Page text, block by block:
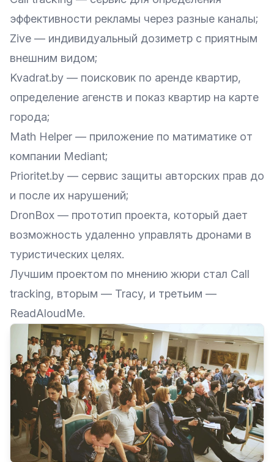
эффективности рекламы через разные каналы;
Zive — индивидуальный дозиметр с приятным
внешним видом;
Kvadrat.by — поисковик по аренде квартир,
определение агенств и показ квартир на карте
города;
Math Helper — приложение по матиматике от
компании Mediant;
Prioritet.by — сервис защиты авторских прав до
и после их нарушений;
DronBox — прототип проекта, который дает
возможность удаленно управлять дронами в
туристических целях.
Лучшим проектом по мнению жюри стал Call
tracking, вторым — Tracy, и третьим —
ReadAloudMe.